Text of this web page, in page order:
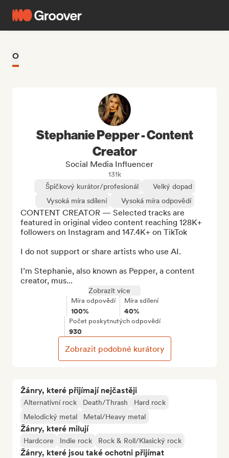
O
Žánry, které přijímají nejčastěji
Alternativní rock Death/Thrash
Hard rock
Melodický metal
Metal/Heavy metal
Žánry, které milují
Hardcore Indie rock Rock & Roll/Klasický rock
Žánry, které jsou také ochotni přijímat
Stephanie Pepper - Content
Creator
Social Media Influencer
131k
Špičkový kurátor/profesionál
Velký dopad
Vysoká míra sdílení
Vysoká míra odpovědí
CONTENT CREATOR — Selected tracks are
featured in original video content reaching 128K+
followers on Instagram and 147.4K+ on TikTok
I do not support or share artists who use AI.
I’m Stephanie, also known as Pepper, a content
creator, mus...
Zobrazit více
Míra odpovědí
100%
Míra sdílení
40%
Počet poskytnutých odpovědí
930
Zobrazit podobné kurátory